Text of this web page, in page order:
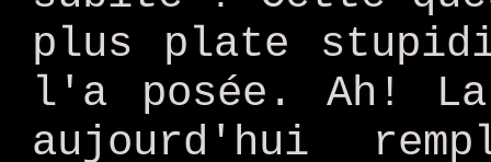
plus plate
l'a posée. Ah! La
aujourd'hui